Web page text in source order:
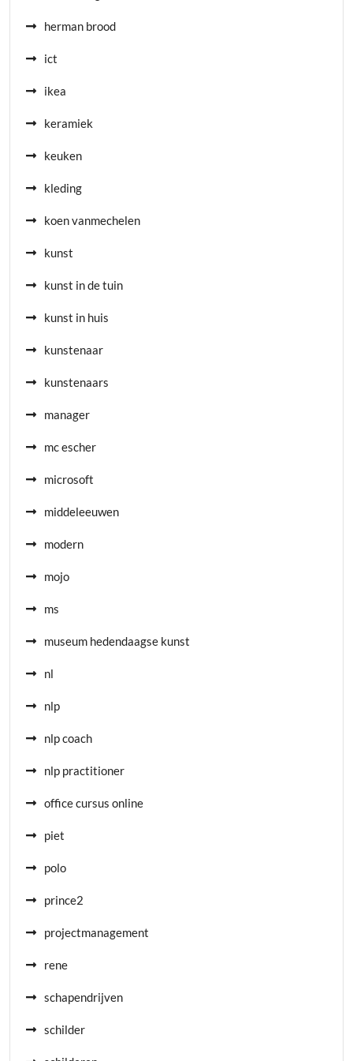
herman brood
ict
ikea
keramiek
keuken
kleding
koen vanmechelen
kunst
kunst in de tuin
kunst in huis
kunstenaar
kunstenaars
manager
mc escher
microsoft
middeleeuwen
modern
mojo
ms
museum hedendaagse kunst
nl
nlp
nlp coach
nlp practitioner
office cursus online
piet
polo
prince2
projectmanagement
rene
schapendrijven
schilder